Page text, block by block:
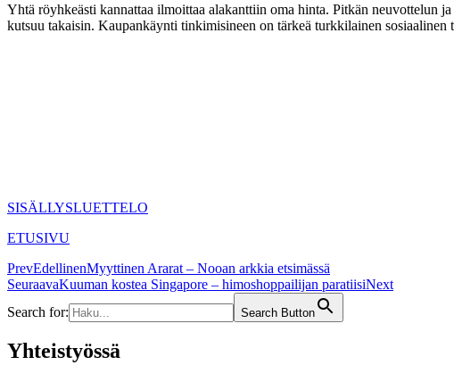
Yhtä röyhkeästi kannattaa ilmoittaa alakanttiin oma hinta. Pitkän neuvottelun
kutsuu takaisin. Kaupankäynti tinkimisineen on tärkeä turkkilainen sosiaalinen
SISÄLLYSLUETTELO
ETUSIVU
PrevEdellinenMyyttinen Ararat – Nooan arkkia etsimässä
SeuraavaKuuman kostea Singapore – himoshoppailijan paratiisiNext
Search for:
Search Button
Yhteistyössä